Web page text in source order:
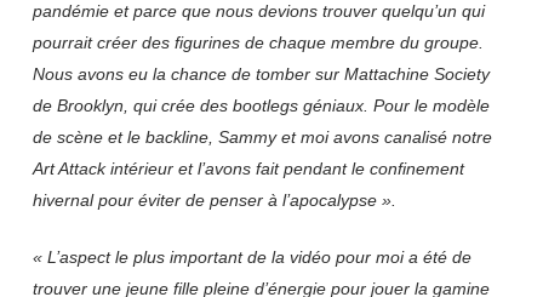
pandémie et parce que nous devions trouver quelqu’un qui
pourrait créer des figurines de chaque membre du groupe.
Nous avons eu la chance de tomber sur Mattachine Society
de Brooklyn, qui crée des bootlegs géniaux. Pour le modèle
de scène et le backline, Sammy et moi avons canalisé notre
Art Attack intérieur et l’avons fait pendant le confinement
hivernal pour éviter de penser à l’apocalypse ».
« L’aspect le plus important de la vidéo pour moi a été de
trouver une jeune fille pleine d’énergie pour jouer la gamine